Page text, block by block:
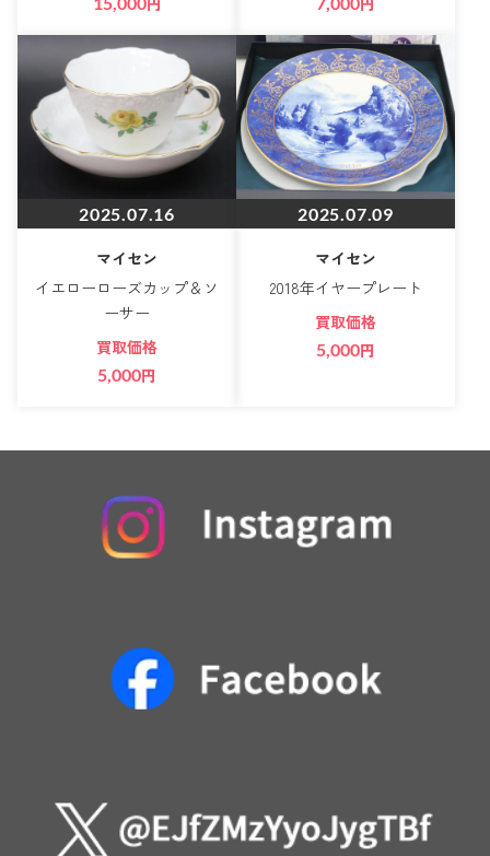
2025.07.16
マイセン
イエローローズカップ＆ソ
ーサー
買取価格
5,000円
2025.07.09
マイセン
2018年イヤープレート
買取価格
5,000円